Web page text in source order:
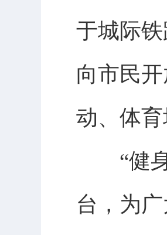
于城际
向市民
动、体
“健身
台，为